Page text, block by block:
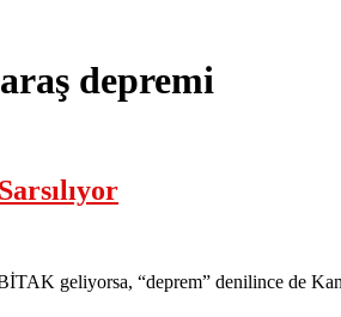
depremi
geliyorsa, “deprem” denilince de